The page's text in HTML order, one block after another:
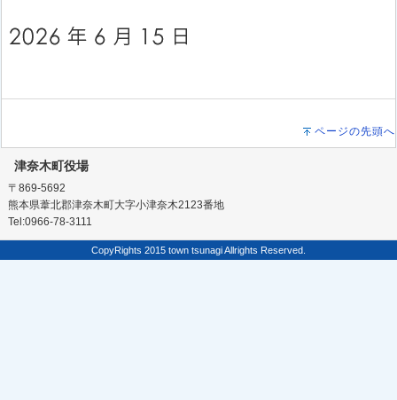
ページの先頭へ
津奈木町役場
〒869-5692
熊本県葦北郡津奈木町大字小津奈木2123番地
Tel:0966-78-3111
CopyRights 2015 town tsunagi Allrights Reserved.